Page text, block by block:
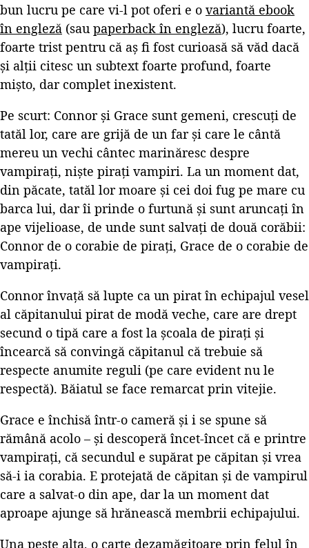
bun lucru pe care vi-l pot oferi e o variantă ebook
în engleză (sau paperback în engleză), lucru foarte,
foarte trist pentru că aș fi fost curioasă să văd dacă
și alții citesc un subtext foarte profund, foarte
mișto, dar complet inexistent.
Pe scurt: Connor și Grace sunt gemeni, crescuți de
tatăl lor, care are grijă de un far și care le cântă
mereu un vechi cântec marinăresc despre
vampirați, niște pirați vampiri. La un moment dat,
din păcate, tatăl lor moare și cei doi fug pe mare cu
barca lui, dar îi prinde o furtună și sunt aruncați în
ape vijelioase, de unde sunt salvați de două corăbii:
Connor de o corabie de pirați, Grace de o corabie de
vampirați.
Connor învață să lupte ca un pirat în echipajul vesel
al căpitanului pirat de modă veche, care are drept
secund o tipă care a fost la școala de pirați și
încearcă să convingă căpitanul că trebuie să
respecte anumite reguli (pe care evident nu le
respectă). Băiatul se face remarcat prin vitejie.
Grace e închisă într-o cameră și i se spune să
rămână acolo – și descoperă încet-încet că e printre
vampirați, că secundul e supărat pe căpitan și vrea
să-i ia corabia. E protejată de căpitan și de vampirul
care a salvat-o din ape, dar la un moment dat
aproape ajunge să hrănească membrii echipajului.
Una peste alta, o carte dezamăgitoare prin felul în